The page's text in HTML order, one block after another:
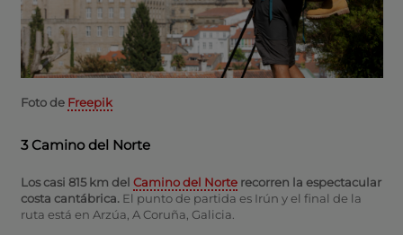
Foto de Freepik
3 Camino del Norte
Los casi 815 km del Camino del Norterecorren la espectacular
costa cantábrica. El punto de partida es Irún y el final de la
ruta está en Arzúa, A Coruña, Galicia.